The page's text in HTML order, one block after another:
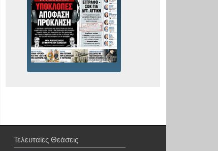
Τελευταίες Θεάσεις